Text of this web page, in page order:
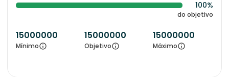
100%
do objetivo
15000000
Mínimo
15000000
Objetivo
15000000
Máximo